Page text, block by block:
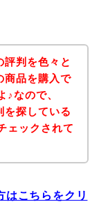
判を色々と
商品を購入で
♪なので、
探している
ェックされて
はこちらをクリ